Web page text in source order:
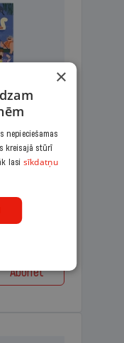
Abonēt
×
nepieciešamas
kreisajā stūrī
lasi sīkdatņu